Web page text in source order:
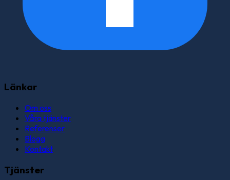
Länkar
Om oss
Våra tjänster
Referenser
Blogg
Kontakt
Tjänster